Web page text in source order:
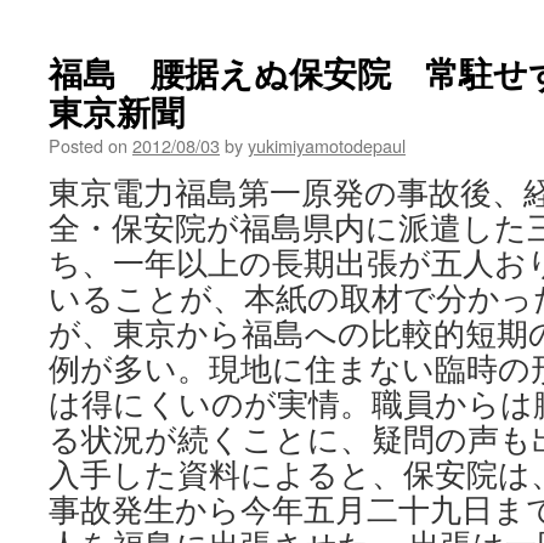
福島 腰据えぬ保安院 常駐せ
東京新聞
Posted on 2012/08/03 byyukimiyamotodepaul
東京電力福島第一原発の事故後、
全・保安院が福島県内に派遣した
ち、一年以上の長期出張が五人お
いることが、本紙の取材で分か
が、東京から福島への比較的短期
例が多い。現地に住まない臨時の
は得にくいのが実情。職員から
る状況が続くことに、疑問の声
入手した資料によると、保安院は
事故発生から今年五月二十九日ま